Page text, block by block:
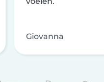
Giovanna